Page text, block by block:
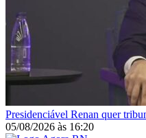
Presidenciável Renan quer
05/08/2026 às 16:20